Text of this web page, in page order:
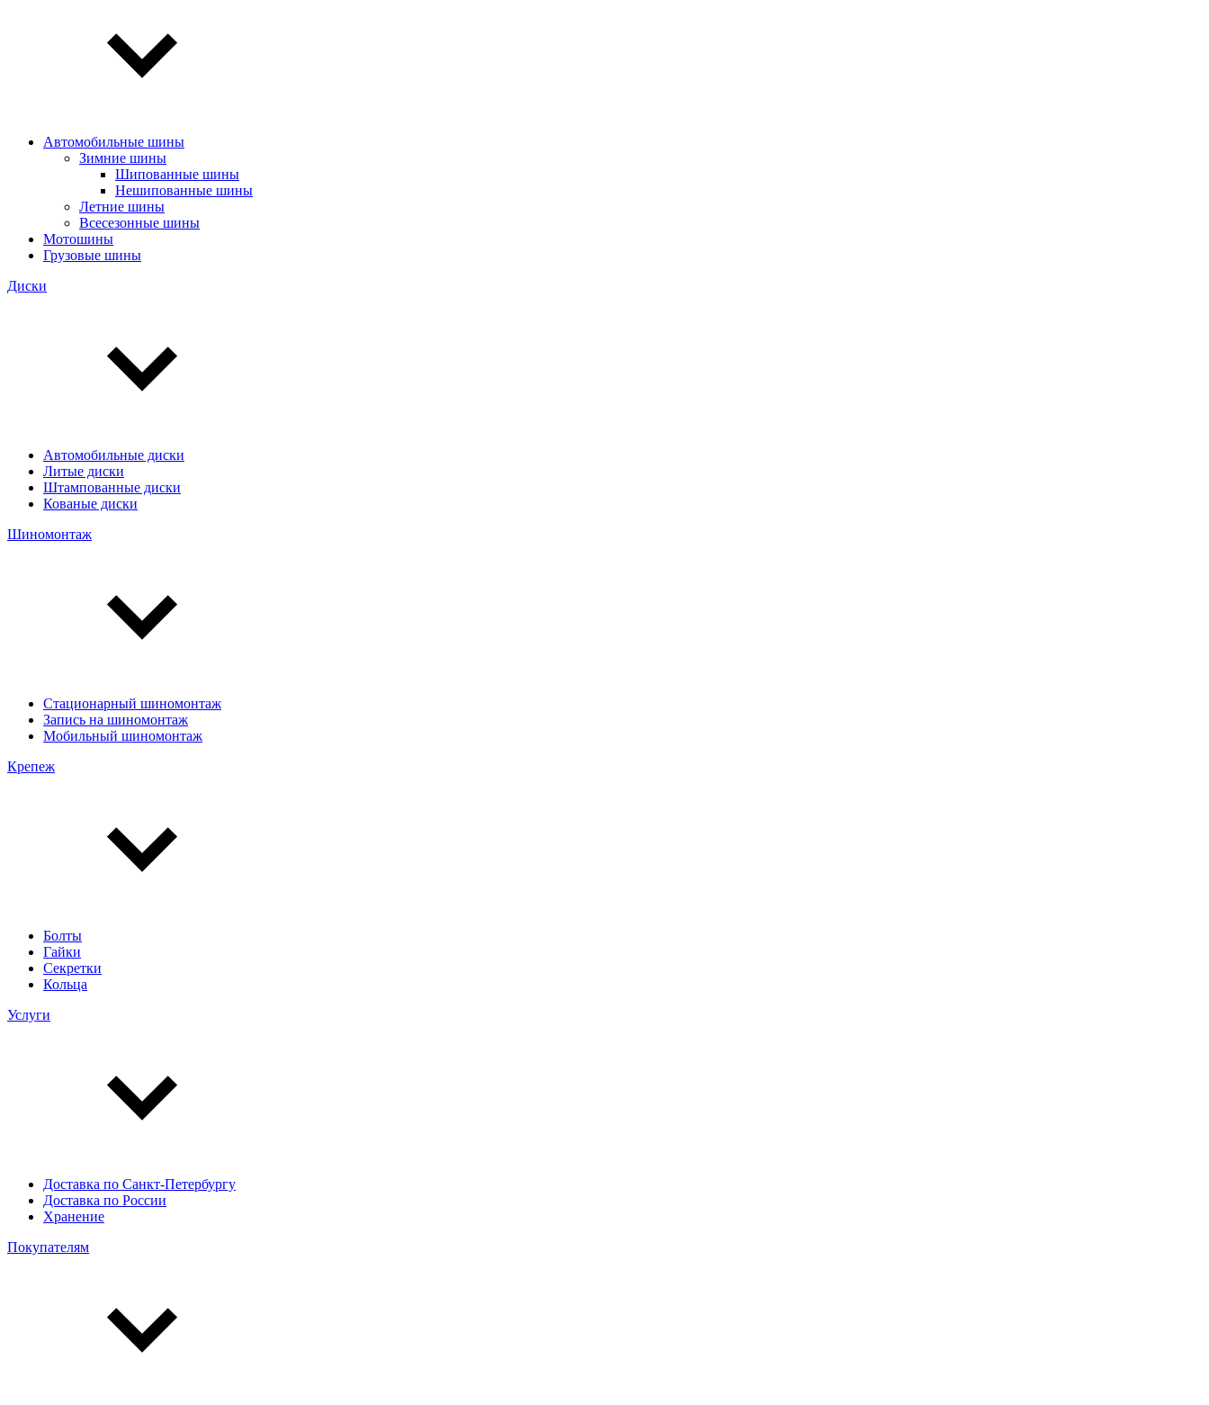
Автомобильные шины
Зимние шины
Шипованные шины
Нешипованные шины
Летние шины
Всесезонные шины
Мотошины
Грузовые шины
Диски
Автомобильные диски
Литые диски
Штампованные диски
Кованые диски
Шиномонтаж
Стационарный шиномонтаж
Запись на шиномонтаж
Мобильный шиномонтаж
Крепеж
Болты
Гайки
Секретки
Кольца
Услуги
Доставка по Санкт-Петербургу
Доставка по России
Хранение
Покупателям